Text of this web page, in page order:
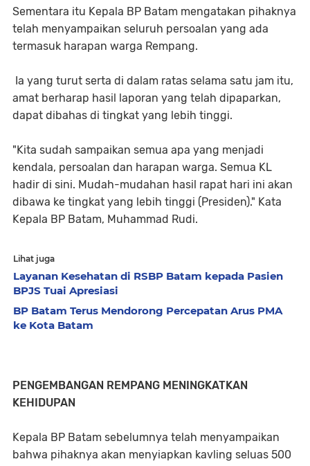
Sementara itu Kepala BP Batam mengatakan pihaknya
telah menyampaikan seluruh persoalan yang ada
termasuk harapan warga Rempang.
Ia yang turut serta di dalam ratas selama satu jam itu,
amat berharap hasil laporan yang telah dipaparkan,
dapat dibahas di tingkat yang lebih tinggi.
"Kita sudah sampaikan semua apa yang menjadi
kendala, persoalan dan harapan warga. Semua KL
hadir di sini. Mudah-mudahan hasil rapat hari ini akan
dibawa ke tingkat yang lebih tinggi (Presiden)." Kata
Kepala BP Batam, Muhammad Rudi.
Lihat juga
Layanan Kesehatan di RSBP Batam kepada Pasien
BPJS Tuai Apresiasi
BP Batam Terus Mendorong Percepatan Arus PMA
ke Kota Batam
PENGEMBANGAN REMPANG MENINGKATKAN
KEHIDUPAN
Kepala BP Batam sebelumnya telah menyampaikan
bahwa pihaknya akan menyiapkan kavling seluas 500